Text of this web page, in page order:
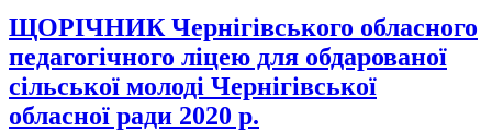
ЩОРІЧНИК Чернігівського обласного
педагогічного ліцею для обдарованої
сільської молоді Чернігівської
обласної ради 2020 р.